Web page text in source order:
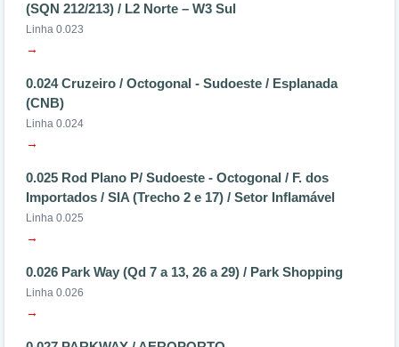
(SQN 212/213) / L2 Norte – W3 Sul
Linha 0.023
→
0.024 Cruzeiro / Octogonal - Sudoeste / Esplanada
(CNB)
Linha 0.024
→
0.025 Rod Plano P/ Sudoeste - Octogonal / F. dos
Importados / SIA (Trecho 2 e 17) / Setor Inflamável
Linha 0.025
→
0.026 Park Way (Qd 7 a 13, 26 a 29) / Park Shopping
Linha 0.026
→